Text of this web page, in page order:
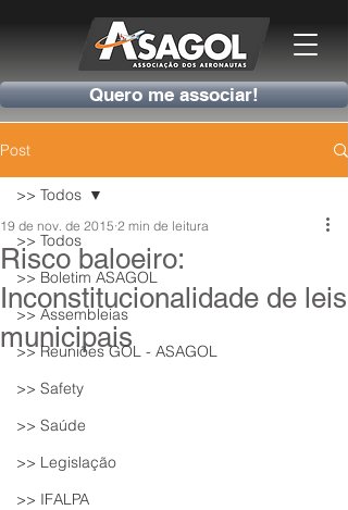
Quero me associar!
Post
>> Todos
>> Boletim ASAGOL
>> Assembleias
>> Reuniões GOL - ASAGOL
>> Safety
>> Saúde
>> Legislação
>> IFALPA
>> Todos
Risco baloeiro:
Inconstitucionalidade de leis
municipais
19 de nov. de 2015 2 min de leitura